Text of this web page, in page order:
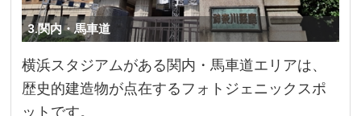
3.関内・馬車道
横浜スタジアムがある関内・馬車道エリアは、
歴史的建造物が点在するフォトジェニックスポ
ットです。